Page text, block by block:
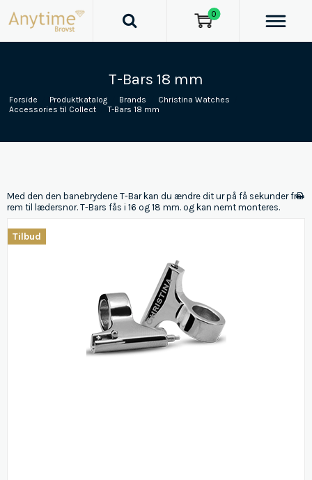
T-Bars 18 mm
Forside Produktkatalog Brands Christina Watches
Accessories til Collect
T-Bars 18 mm
Med den den banebrydene T-Bar kan du ændre dit ur på få sekunder fra
rem til lædersnor. T-Bars fås i 16 og 18 mm. og kan nemt monteres.
Tilbud
0